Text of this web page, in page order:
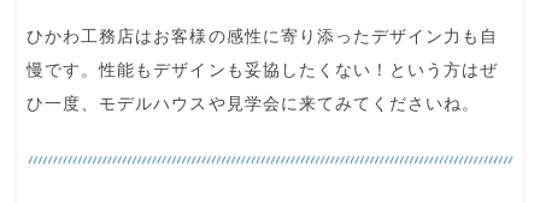
ひかわ工務店はお客様の感性に寄り添ったデザイン力も自
慢です。性能もデザインも妥協したくない！ という方はぜ
ひ一度、モデルハウスや見学会に来てみてくださいね。